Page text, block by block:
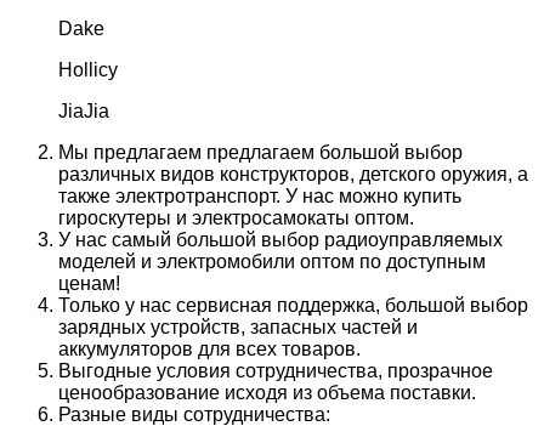
Dake
Hollicy
JiaJia
Мы предлагаем предлагаем большой выбор
различных видов конструкторов, детского оружия, а
также электротранспорт. У нас можно купить
гироскутеры и электросамокаты оптом.
У нас самый большой выбор радиоуправляемых
моделей и электромобили оптом по доступным
ценам!
Только у нас сервисная поддержка, большой выбор
зарядных устройств, запасных частей и
аккумуляторов для всех товаров.
Выгодные условия сотрудничества, прозрачное
ценообразование исходя из объема поставки.
Разные виды сотрудничества: